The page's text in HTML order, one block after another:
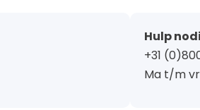
Hulp
+31
Ma t/m vr